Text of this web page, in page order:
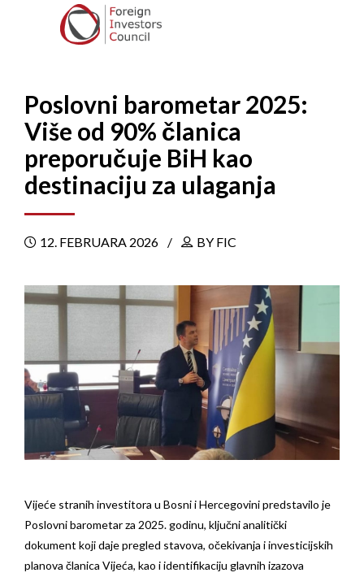
Poslovni barometar 2025:
Više od 90% članica
preporučuje BiH kao
destinaciju za ulaganja
12. FEBRUARA 2026 BY FIC
Vijeće stranih investitora u Bosni i Hercegovini predstavilo je
Poslovni barometar za 2025. godinu, ključni analitički
dokument koji daje pregled stavova, očekivanja i investicijskih
planova članica Vijeća, kao i identifikaciju glavnih izazova